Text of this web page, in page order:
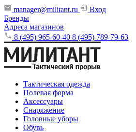
manager@militant.ru
Вход
Бренды
Адреса магазинов
8 (495) 965-60-40 8 (495) 789-79-63
Тактическая одежда
Полевая форма
Аксессуары
Снаряжение
Головные уборы
Обувь